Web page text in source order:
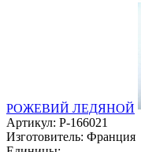
РОЖЕВИЙ ЛЕДЯНОЙ
Артикул: P-166021
Изготовитель: Франция